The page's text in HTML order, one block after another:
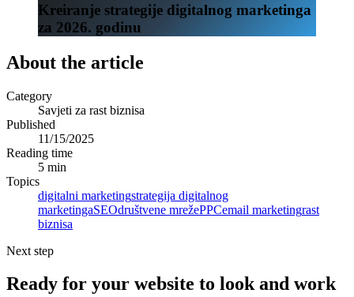
Kreiranje strategije digitalnog marketinga
za 2026. godinu
About the article
Category
Savjeti za rast biznisa
Published
11/15/2025
Reading time
5 min
Topics
digitalni marketingstrategija digitalnog
marketingaSEOdruštvene mrežePPCemail marketingrast
biznisa
Next step
Ready for your website to look and work